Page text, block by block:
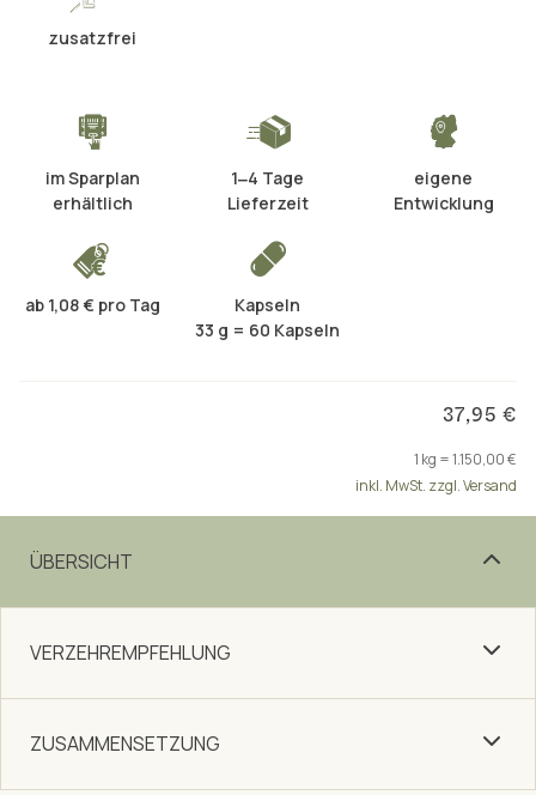
zusatzfrei
im Sparplan
erhältlich
1‒4 Tage
Lieferzeit
eigene
Entwicklung
ab 1,08 € pro Tag
Kapseln
33 g = 60 Kapseln
37,95 €
1 kg = 1.150,00 €
inkl. MwSt. zzgl. Versand
ÜBERSICHT
VERZEHREMPFEHLUNG
ZUSAMMENSETZUNG